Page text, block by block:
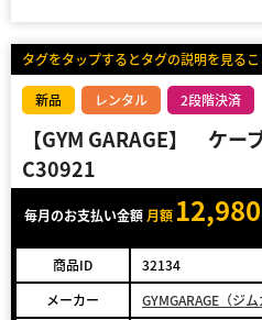
タグをタップするとタグの説明を見るこ
新品 レンタル 2段階決済
【GYM GARAGE】 ケー
C30921
毎月のお支払い金額 月額 12,980
商品ID
32134
メーカー
GYMGARAGE（ジム